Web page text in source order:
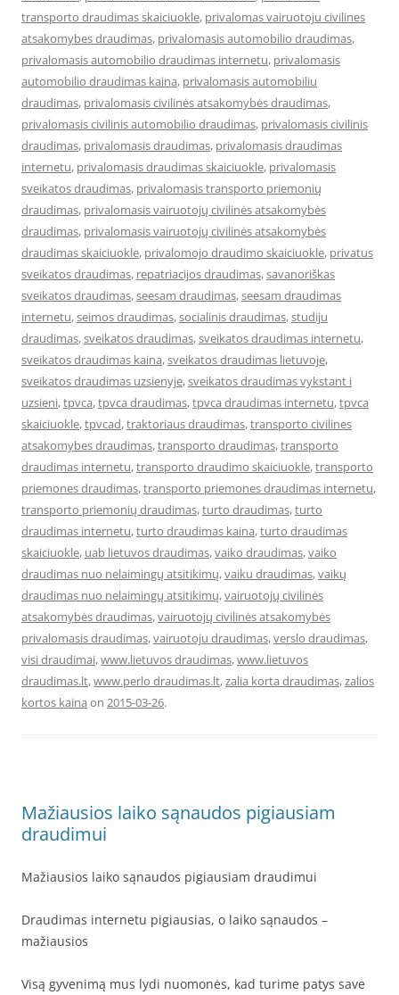
transporto draudimas skaiciuokle, privalomas vairuotoju civilines
atsakomybes draudimas, privalomasis automobilio draudimas,
privalomasis automobilio draudimas internetu, privalomasis
automobilio draudimas kaina, privalomasis automobiliu
draudimas, privalomasis civilinės atsakomybės draudimas,
privalomasis civilinis automobilio draudimas, privalomasis civilinis
draudimas, privalomasis draudimas, privalomasis draudimas
internetu, privalomasis draudimas skaiciuokle, privalomasis
sveikatos draudimas, privalomasis transporto priemonių
draudimas, privalomasis vairuotojų civilinės atsakomybės
draudimas, privalomasis vairuotojų civilinės atsakomybės
draudimas skaiciuokle, privalomojo draudimo skaiciuokle, privatus
sveikatos draudimas, repatriacijos draudimas,savanoriškas
sveikatos draudimas,seesam draudimas,seesam draudimas
internetu,seimos draudimas,socialinis draudimas,studiju
draudimas,sveikatos draudimas,sveikatos draudimas internetu,
sveikatos draudimas kaina,sveikatos draudimas lietuvoje,
sveikatos draudimas uzsienyje,sveikatos draudimas vykstant i
uzsieni,tpvca,tpvca draudimas,tpvca draudimas internetu,tpvca
skaiciuokle,tpvcad,traktoriaus draudimas,transporto civilines
atsakomybes draudimas,transporto draudimas,transporto
draudimas internetu,transporto draudimo skaiciuokle,transporto
priemones draudimas,transporto priemones draudimas internetu,
transporto priemonių draudimas,turto draudimas,turto
draudimas internetu,turto draudimas kaina,turto draudimas
skaiciuokle, uab lietuvos draudimas,vaiko draudimas,vaiko
draudimas nuo nelaimingų atsitikimų,vaiku draudimas,vaikų
draudimas nuo nelaimingų atsitikimų,vairuotojų civilinės
atsakomybės draudimas,vairuotojų civilinės atsakomybės
privalomasis draudimas,vairuotoju draudimas,verslo draudimas,
visi draudimai,www.lietuvos draudimas,www.lietuvos
draudimas.lt,www.perlo draudimas.lt,zalia korta draudimas,zalios
kortos kaina on 2015-03-26.
Mažiausios laiko sąnaudos pigiausiam
draudimui
Mažiausios laiko sąnaudos pigiausiam draudimui
Draudimas internetu pigiausias, o laiko sąnaudos –
mažiausios
Visą gyvenimą mus lydi nuomonės, kad turime patys save